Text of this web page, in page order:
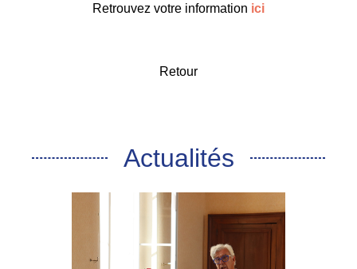
Retrouvez votre information ici
Retour
Actualités